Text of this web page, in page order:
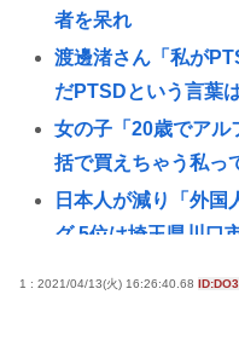
者を呆れ
渡邊渚さん「私が
だPTSDという言葉
女の子「20歳でアル
括で買えちゃう私っ
日本人が減り「外国
グ 5位は埼玉県川口
1 : 2021/04/13(火) 16:26:40.68